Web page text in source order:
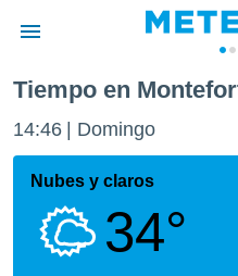
de
ha
Tiempo en
14:46 Domingo
Nubes y claros
34°